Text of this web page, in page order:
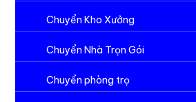
Chuyển Kho Xưởng
Chuyển Nhà Trọn Gói
Chuyển phòng trọ